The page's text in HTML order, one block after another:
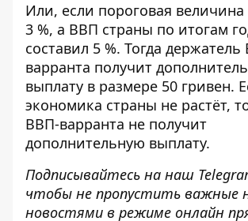
Или, если пороговая величина
3 %, а ВВП страны по итогам
составил 5 %. Тогда
варранта получит
выплату в размере 50 гривен.
экономика страны не растёт,
ВВП-варранта не получит
дополнительную выплату.
Подписывайтесь на наш
чтобы не пропустить важные
новостями в режиме онлайн